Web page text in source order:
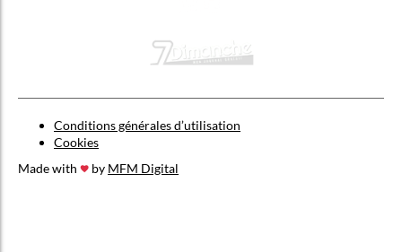
Conditions générales d’utilisation
Cookies
Made with
by MFM Digital